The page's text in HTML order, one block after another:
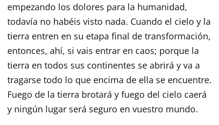
empezando los dolores para la humanidad,
todavía no habéis visto nada. Cuando el cielo y la
tierra entren en su etapa final de transformación,
entonces, ahí, si vais entrar en caos; porque la
tierra en todos sus continentes se abrirá y va a
tragarse todo lo que encima de ella se encuentre.
Fuego de la tierra brotará y fuego del cielo caerá
y ningún lugar será seguro en vuestro mundo.